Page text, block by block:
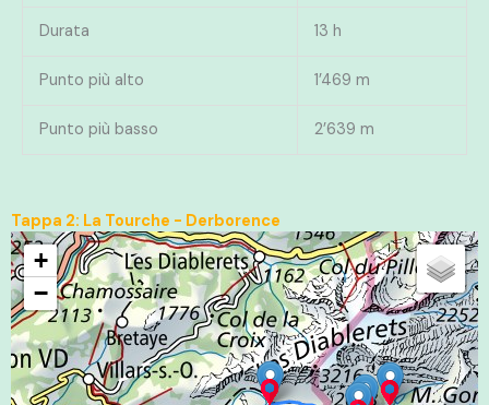
Durata 13 h
Punto più alto 1’469 m
Punto più basso 2’639 m
Tappa 2: La Tourche - Derborence
+
−